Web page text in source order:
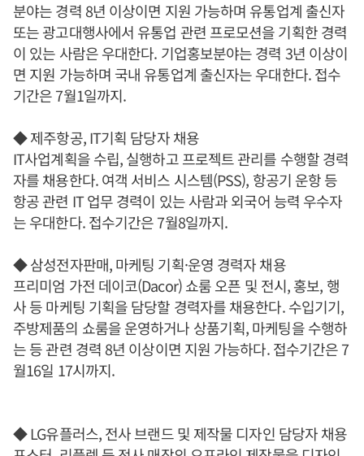
분야는 경력 8년 이상이면 지원 가능하며 유통업계 출신자
또는 광고대행사에서 유통업 관련 프로모션을 기획한 경력
이 있는 사람은 우대한다. 기업홍보분야는 경력 3년 이상이
면 지원 가능하며 국내 유통업계 출신자는 우대한다. 접수
기간은 7월1일까지.
◆ 제주항공, IT기획 담당자 채용
IT사업계획을 수립, 실행하고 프로젝트 관리를 수행할 경력
자를 채용한다. 여객 서비스 시스템(PSS), 항공기 운항 등
항공 관련 IT 업무 경력이 있는 사람과 외국어 능력 우수자
는 우대한다. 접수기간은 7월8일까지.
◆ 삼성전자판매, 마케팅 기획·운영 경력자 채용
프리미엄 가전 데이코(Dacor) 쇼룸 오픈 및 전시, 홍보, 행
사 등 마케팅 기획을 담당할 경력자를 채용한다. 수입기기,
주방제품의 쇼룸을 운영하거나 상품기획, 마케팅을 수행하
는 등 관련 경력 8년 이상이면 지원 가능하다. 접수기간은 7
월16일 17시까지.
◆ LG유플러스, 전사 브랜드 및 제작물 디자인 담당자 채용